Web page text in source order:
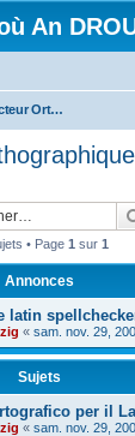
An
COL - Correcteur Orthographique Latin - Latin Spell Checker
• Page 1 sur 1
Annonces
latin
« sam. nov. 29,
Sujets
per il
« sam. nov. 29,